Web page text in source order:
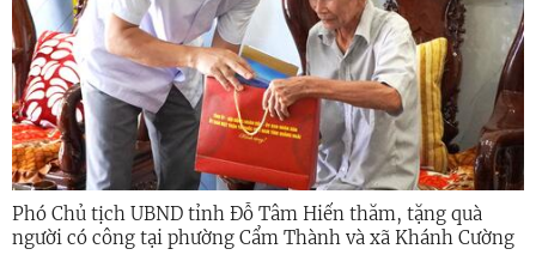
Phó Chủ tịch UBND tỉnh Đỗ Tâm Hiển thăm, tặng quà
người có công tại phường Cẩm Thành và xã Khánh Cường